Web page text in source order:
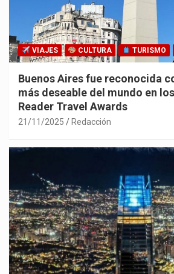
VIAJES CULTURA TURISMO
Buenos Aires fue reconocida
más deseable del mundo en
Reader Travel Awards
21/11/2025 Redacción